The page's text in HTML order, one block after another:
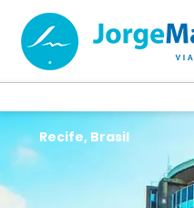
Recife, Brasil